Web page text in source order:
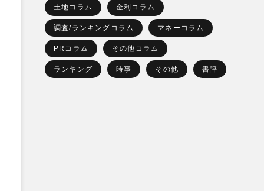
土地コラム 金利コラム
調査/ランキングコラム マネーコラム
PRコラム その他コラム
ランキング 時事 その他 書評